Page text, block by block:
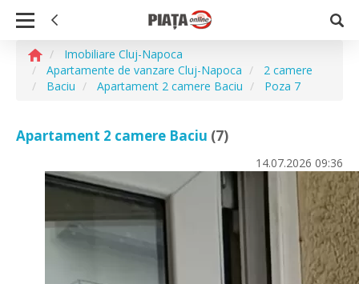
Imobiliare Cluj-Napoca
Apartamente de vanzare Cluj-Napoca
2 camere
Baciu
Apartament 2 camere Baciu Poza 7
Apartament 2 camere Baciu (7)
14.07.2026 09:36